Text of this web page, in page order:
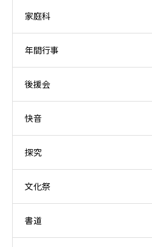
家庭科
年間行事
後援会
快音
探究
文化祭
書道